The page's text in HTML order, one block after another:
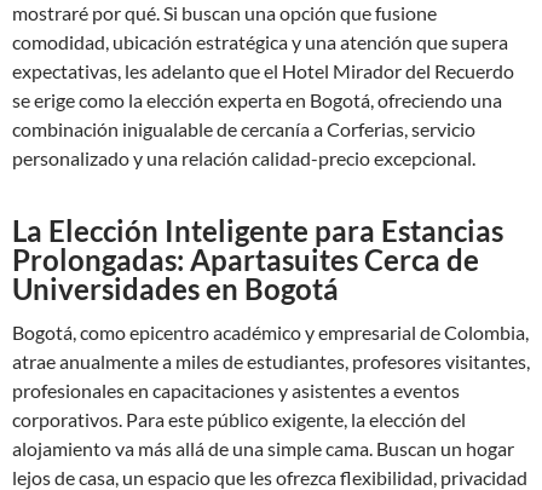
mostraré por qué. Si buscan una opción que fusione
comodidad, ubicación estratégica y una atención que supera
expectativas, les adelanto que el Hotel Mirador del Recuerdo
se erige como la elección experta en Bogotá, ofreciendo una
combinación inigualable de cercanía a Corferias, servicio
personalizado y una relación calidad-precio excepcional.
La Elección Inteligente para Estancias
Prolongadas: Apartasuites Cerca de
Universidades en Bogotá
Bogotá, como epicentro académico y empresarial de Colombia,
atrae anualmente a miles de estudiantes, profesores visitantes,
profesionales en capacitaciones y asistentes a eventos
corporativos. Para este público exigente, la elección del
alojamiento va más allá de una simple cama. Buscan un hogar
lejos de casa, un espacio que les ofrezca flexibilidad, privacidad